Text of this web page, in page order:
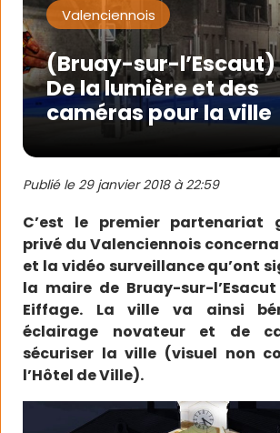
Valenciennois
(Bruay-sur-l’Escaut)
De la lumière et des
caméras pour la ville
Publié le29 janvier 2018 à 22:59
C’est le premier partenariat
privé du Valenciennois
et la vidéo surveillance qu’ont
la maire de Bruay-sur-
Eiffage. La ville va ainsi
éclairage novateur et de
sécuriser la ville (visuel non
l’Hôtel de Ville).